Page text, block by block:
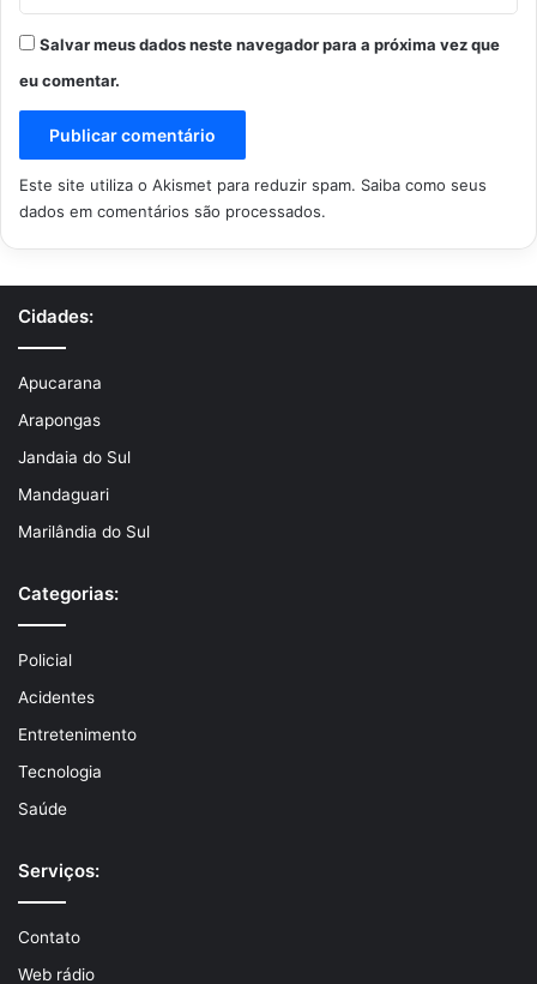
Salvar meus dados neste navegador para a próxima vez que
eu comentar.
Este site utiliza o Akismet para reduzir spam. Saiba como seus
dados em comentários são processados.
Cidades:
Apucarana
Arapongas
Jandaia do Sul
Mandaguari
Marilândia do Sul
Categorias:
Policial
Acidentes
Entretenimento
Tecnologia
Saúde
Serviços:
Contato
Web rádio